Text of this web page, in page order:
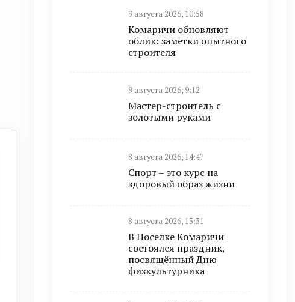
9 августа 2026, 10:58
Комаричи обновляют
облик: заметки опытного
строителя
9 августа 2026, 9:12
Мастер-строитель с
золотыми руками
8 августа 2026, 14:47
Спорт – это курс на
здоровый образ жизни
8 августа 2026, 13:31
В Поселке Комаричи
состоялся праздник,
посвящённый Дню
физкультурника